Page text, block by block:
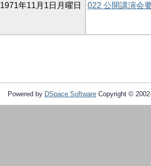
1971年11月1日月曜日 022 公開講演会
Powered by DSpace Software Copyright ©